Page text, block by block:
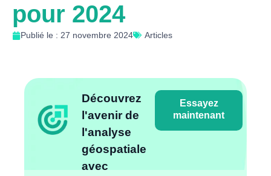
pour 2024
Publié le : 27 novembre 2024 Articles
Découvrez
l'avenir de
l'analyse
géospatiale
avec
Essayez
maintenant